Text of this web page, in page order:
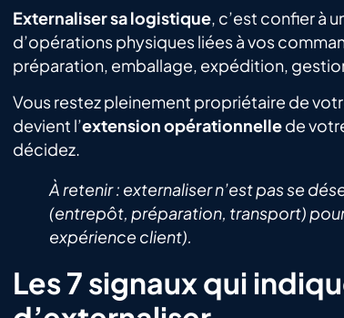
Externaliser sa logistique , c’est confier à
d’opérations physiques liées à vos
préparation, emballage, expédition,
Vous restez pleinement propriétaire de
devient l’extension opérationnellede
décidez.
À retenir : externaliser n’est pas se
(entrepôt, préparation, transport)
expérience client).
Les 7 signaux qui